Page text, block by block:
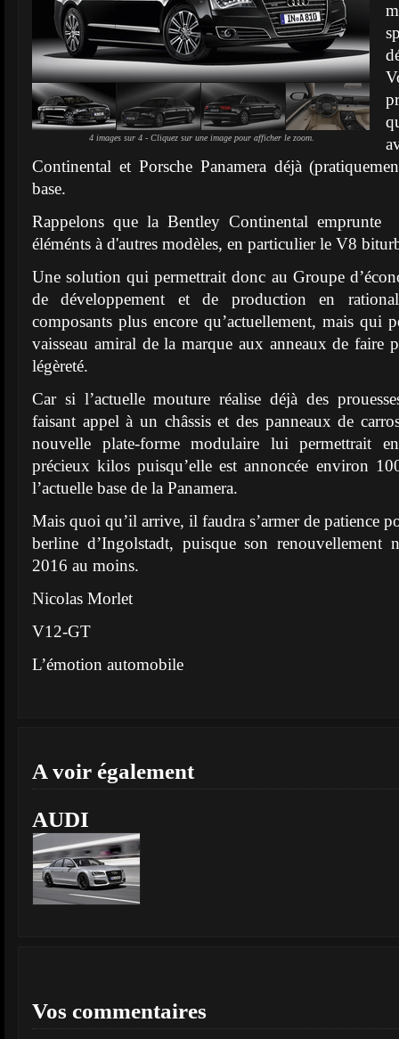
4 images sur 4 - Cliquez sur une image pour afficher le zoom.
Continental et Porsche Panamera déjà
base.
Rappelons que la Bentley Continental emprunte
éléménts à d'autres modèles, en particulier le V8
Une solution qui permettrait donc au Groupe
de développement et de production en
composants plus encore qu’actuellement, mais qui
vaisseau amiral de la marque aux anneaux de faire
légèreté.
Car si l’actuelle mouture réalise déjà des
faisant appel à un châssis et des panneaux de
nouvelle plate-forme modulaire lui permettrait
précieux kilos puisqu’elle est annoncée environ
l’actuelle base de la Panamera.
Mais quoi qu’il arrive, il faudra s’armer de patience
berline d’Ingolstadt, puisque son renouvellement
2016 au moins.
Nicolas Morlet
V12-GT
L’émotion automobile
A voir également
AUDI
Vos commentaires